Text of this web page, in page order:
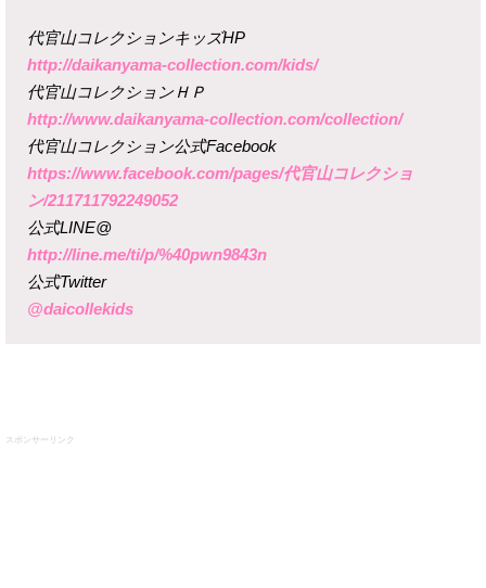
代官山コレクションキッズHP
http://daikanyama-collection.com/kids/
代官山コレクションＨＰ
http://www.daikanyama-collection.com/collection/
代官山コレクション公式Facebook
https://www.facebook.com/pages/代官山コレクショ
ン/211711792249052
公式LINE@
http://line.me/ti/p/%40pwn9843n
公式Twitter
@daicollekids
スポンサーリンク